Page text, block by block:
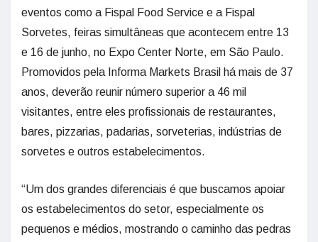
eventos como a Fispal Food Service e a Fispal
Sorvetes, feiras simultâneas que acontecem entre 13
e 16 de junho, no Expo Center Norte, em São Paulo.
Promovidos pela Informa Markets Brasil há mais de 37
anos, deverão reunir número superior a 46 mil
visitantes, entre eles profissionais de restaurantes,
bares, pizzarias, padarias, sorveterias, indústrias de
sorvetes e outros estabelecimentos.
“Um dos grandes diferenciais é que buscamos apoiar
os estabelecimentos do setor, especialmente os
pequenos e médios, mostrando o caminho das pedras